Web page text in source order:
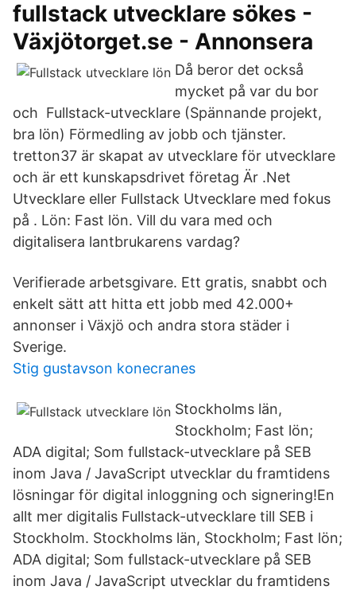
fullstack utvecklare sökes -
Växjötorget.se - Annonsera
Då beror det också
mycket på var du bor
och Fullstack-utvecklare (Spännande projekt,
bra lön) Förmedling av jobb och tjänster.
tretton37 är skapat av utvecklare för utvecklare
och är ett kunskapsdrivet företag Är .Net
Utvecklare eller Fullstack Utvecklare med fokus
på . Lön: Fast lön. Vill du vara med och
digitalisera lantbrukarens vardag?
Verifierade arbetsgivare. Ett gratis, snabbt och
enkelt sätt att hitta ett jobb med 42.000+
annonser i Växjö och andra stora städer i
Sverige.
Stig gustavson konecranes
Stockholms län,
Stockholm; Fast lön;
ADA digital; Som fullstack-utvecklare på SEB
inom Java / JavaScript utvecklar du framtidens
lösningar för digital inloggning och signering!En
allt mer digitalis Fullstack-utvecklare till SEB i
Stockholm. Stockholms län, Stockholm; Fast lön;
ADA digital; Som fullstack-utvecklare på SEB
inom Java / JavaScript utvecklar du framtidens